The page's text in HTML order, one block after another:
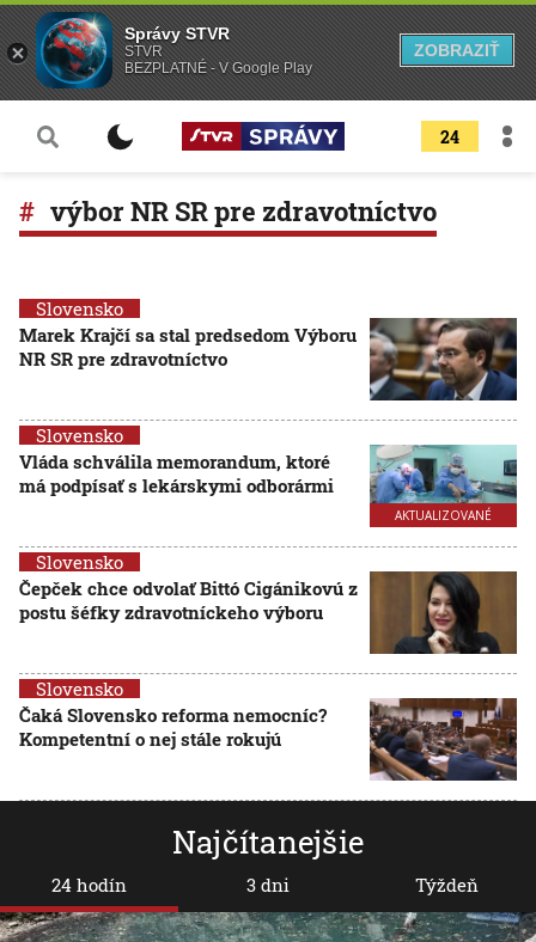
24
výbor NR SR pre zdravotníctvo
Slovensko
Marek Krajčí sa stal predsedom Výboru
NR SR pre zdravotníctvo
AKTUALIZOVANÉ
Slovensko
Vláda schválila memorandum, ktoré
má podpísať s lekárskymi odborármi
Slovensko
Čepček chce odvolať Bittó Cigánikovú z
postu šéfky zdravotníckeho výboru
Slovensko
Čaká Slovensko reforma nemocníc?
Kompetentní o nej stále rokujú
Najčítanejšie
24 hodín 3 dni Týždeň
Správy STVR
STVR
BEZPLATNÉ - V Google Play
ZOBRAZIŤ